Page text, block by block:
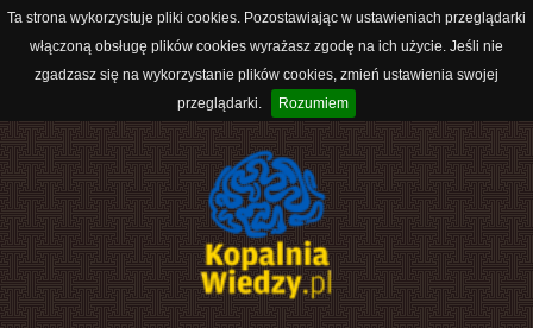
Ta strona wykorzystuje pliki cookies. Pozostawiając w ustawieniach przeglądarki
włączoną obsługę plików cookies wyrażasz zgodę na ich użycie. Jeśli nie
zgadzasz się na wykorzystanie plików cookies, zmień ustawienia swojej
przeglądarki.
Rozumiem